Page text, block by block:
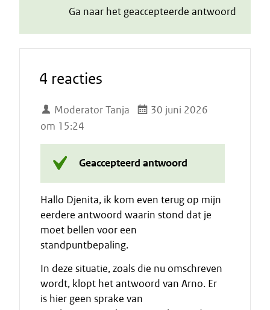
Ga naar het geaccepteerde antwoord
4 reacties
Moderator Tanja
30 juni 2026
om 15:24
Geaccepteerd antwoord
Hallo Djenita, ik kom even terug op mijn
eerdere antwoord waarin stond dat je
moet bellen voor een
standpuntbepaling.
In deze situatie, zoals die nu omschreven
wordt, klopt het antwoord van Arno. Er
is hier geen sprake van